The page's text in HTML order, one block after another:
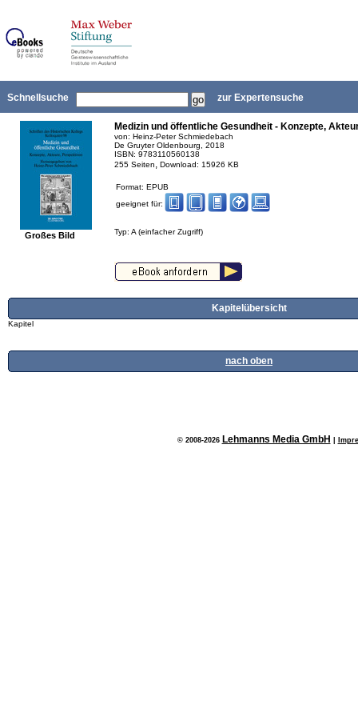
Schnellsuche zur Expertensuche
Großes Bild
Medizin und öffentliche Gesundheit - Konzepte,
von: Heinz-Peter Schmiedebach
De Gruyter Oldenbourg, 2018
ISBN: 9783110560138
255 Seiten, Download: 15926 KB
Format: EPUB
geeignet für:
Typ: A (einfacher Zugriff)
Kapitelübersicht
Kapitel
nach oben
© 2008-2026 Lehmanns Media GmbH